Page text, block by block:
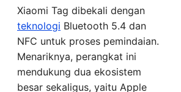
Xiaomi Tag dibekali dengan
teknologi Bluetooth 5.4 dan
NFC untuk proses pemindaian.
Menariknya, perangkat ini
mendukung dua ekosistem
besar sekaligus, yaitu Apple